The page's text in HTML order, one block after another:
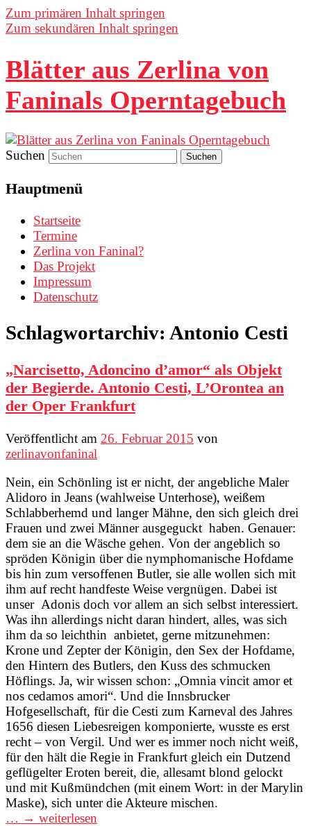
Zum primären Inhalt springen
Zum sekundären Inhalt springen
Blätter aus Zerlina von
Faninals Operntagebuch
Suchen
Hauptmenü
Startseite
Termine
Zerlina von Faninal?
Das Projekt
Impressum
Datenschutz
Schlagwortarchiv: Antonio Cesti
„Narcisetto, Adoncino d’amor“ als Objekt
der Begierde. Antonio Cesti, L’Orontea an
der Oper Frankfurt
Veröffentlicht am 26. Februar 2015 von
zerlinavonfaninal
Nein, ein Schönling ist er nicht, der angebliche Maler
Alidoro in Jeans (wahlweise Unterhose), weißem
Schlabberhemd und langer Mähne, den sich gleich drei
Frauen und zwei Männer ausgeguckt haben. Genauer:
dem sie an die Wäsche gehen. Von der angeblich so
spröden Königin über die nymphomanische Hofdame
bis hin zum versoffenen Butler, sie alle wollen sich mit
ihm auf recht handfeste Weise vergnügen. Dabei ist
unser Adonis doch vor allem an sich selbst interessiert.
Was ihn allerdings nicht daran hindert, alles, was sich
ihm da so leichthin anbietet, gerne mitzunehmen:
Krone und Zepter der Königin, den Sex der Hofdame,
den Hintern des Butlers, den Kuss des schmucken
Höflings. Ja, wir wissen schon: „Omnia vincit amor et
nos cedamos amori“. Und die Innsbrucker
Hofgesellschaft, für die Cesti zum Karneval des Jahres
1656 diesen Liebesreigen komponierte, wusste es erst
recht – von Vergil. Und wer es immer noch nicht weiß,
für den hält die Regie in Frankfurt gleich ein Dutzend
geflügelter Eroten bereit, die, allesamt blond gelockt
und mit Kußmündchen (mit einem Wort: in der Marylin
Maske), sich unter die Akteure mischen.
… → weiterlesen